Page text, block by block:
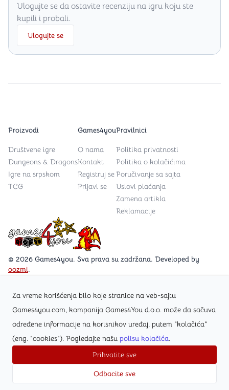
Za vreme korišćenja bilo koje stranice na veb-sajtu
Games4you.com, kompanija Games4You d.o.o. može da sačuva
određene informacije na korisnikov uređaj, putem "kolačića"
(eng. "cookies"). Pogledajte našu polisu kolačića.
Prihvatite sve
Odbacite sve
Ulogujte se da ostavite recenziju na igru koju ste
kupili i probali.
Ulogujte se
Games4you logo
© 2026 Games4you. Sva prava su zadržana. Developed by
oozmi.
Posetite Facebook stranicu /Games4you.rs
Zapratite Instagram profil @games4yours
Proizvodi
Društvene igre
Dungeons & Dragons
Igre na srpskom
TCG
Games4you
O nama
Kontakt
Registruj se
Prijavi se
Pravilnici
Politika privatnosti
Politika o kolačićima
Poručivanje sa sajta
Uslovi plaćanja
Zamena artikla
Reklamacije